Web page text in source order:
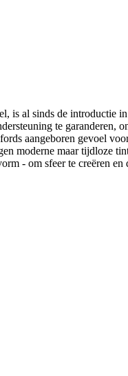
is al sinds de introductie
te garanderen,
aangeboren gevoel
moderne maar tijdloze
- om sfeer te creëren